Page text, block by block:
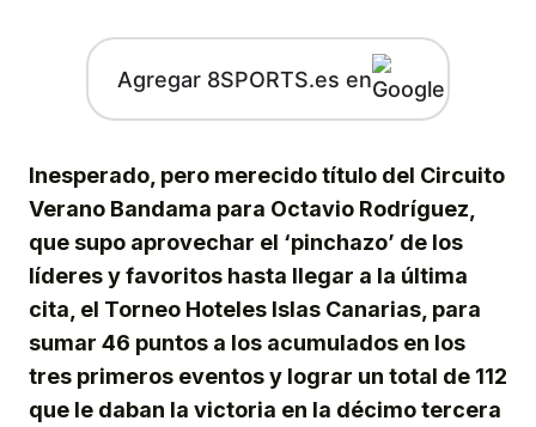
Agregar 8SPORTS.es en
Inesperado, pero merecido título del Circuito
Verano Bandama para Octavio Rodríguez,
que supo aprovechar el ‘pinchazo’ de los
líderes y favoritos hasta llegar a la última
cita, el Torneo Hoteles Islas Canarias, para
sumar 46 puntos a los acumulados en los
tres primeros eventos y lograr un total de 112
que le daban la victoria en la décimo tercera